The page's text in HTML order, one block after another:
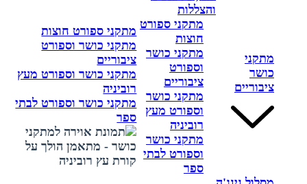
והצללות
מתקני
כושר
ציבוריים
מתקני ספורט
חוצות
מתקני כושר
וספורט
ציבוריים
מתקני כושר
וספורט מעץ
רוביניה
מתקני כושר
וספורט לבתי
ספר
מתקני ספורט חוצות
מתקני כושר וספורט
ציבוריים
מתקני כושר וספורט מעץ
רוביניה
מתקני כושר וספורט לבתי
ספר